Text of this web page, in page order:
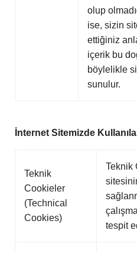
olup
ise, sizin
ettiğiniz
içerik bu
böylelikle
sunulur.
İnternet Sitemizde
Teknik
Cookieler
(Technical
Cookies)
Teknik
tespit